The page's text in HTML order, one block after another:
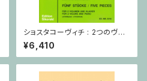
ショスタコーヴィチ : 2つのヴァ
イオリンとピアノのための 5つの
小品 / ヴァイオリン2とピアノ
¥6,410